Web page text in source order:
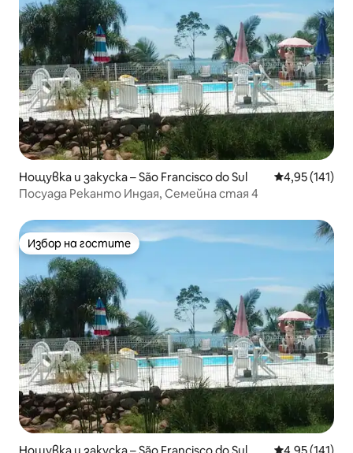
Нощувка и закуска – São Francisco do Sul Средна
4,95 (141)
Посуада Реканто Индая, Семейна стая 4
Избор на гостите
Избор на гостите
Нощувка и закуска – São Francisco do Sul Средна
4,95 (141)